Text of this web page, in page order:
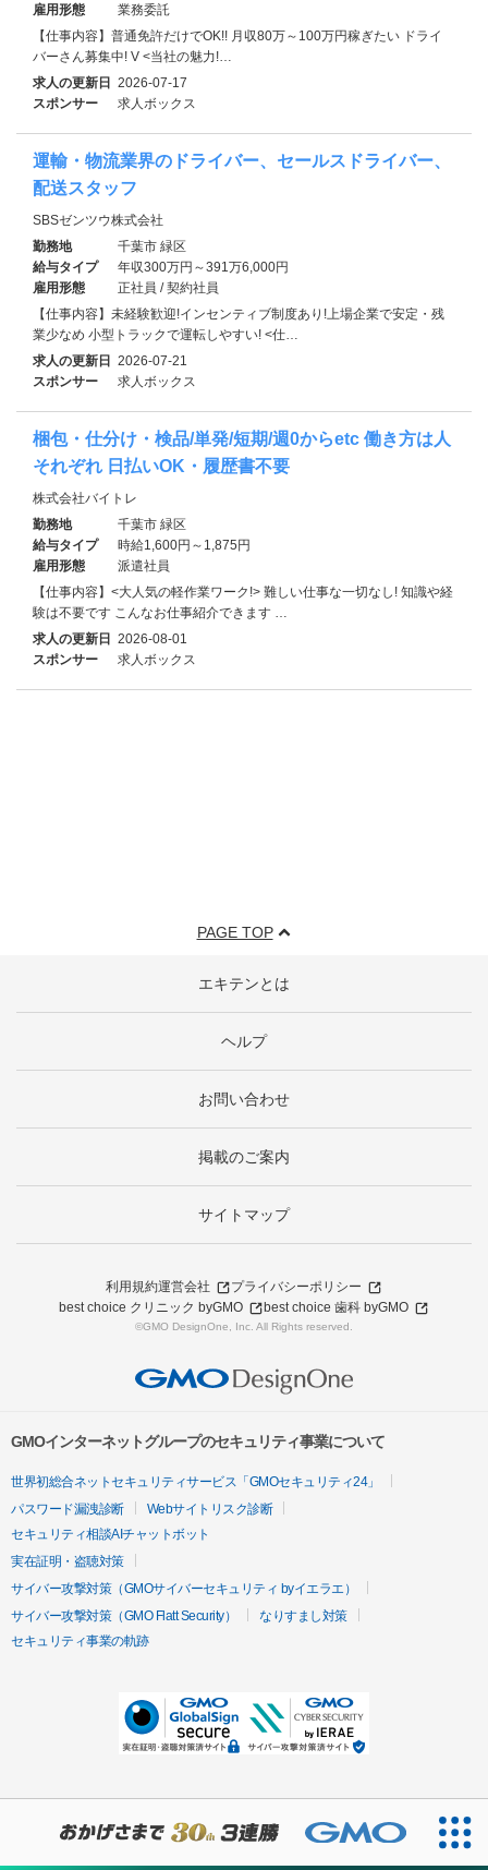
雇用形態
業務委託
【仕事内容】普通免許だけでOK!! 月収80万～100万円稼ぎたい ドライ
バーさん募集中! V <当社の魅力!…
求人の更新日 2026-07-17
スポンサー
求人ボックス
運輸・物流業界のドライバー、セールスドライバー、
配送スタッフ
SBSゼンツウ株式会社
勤務地
千葉市 緑区
給与タイプ
年収300万円～391万6,000円
雇用形態
正社員 / 契約社員
【仕事内容】未経験歓迎!インセンティブ制度あり!上場企業で安定・残
業少なめ 小型トラックで運転しやすい! <仕…
求人の更新日 2026-07-21
スポンサー
求人ボックス
梱包・仕分け・検品/単発/短期/週0からetc 働き方は人
それぞれ 日払いOK・履歴書不要
株式会社バイトレ
勤務地
千葉市 緑区
給与タイプ
時給1,600円～1,875円
雇用形態
派遣社員
【仕事内容】<大人気の軽作業ワーク!> 難しい仕事な一切なし! 知識や経
験は不要です こんなお仕事紹介できます …
求人の更新日 2026-08-01
スポンサー
求人ボックス
PAGE TOP
エキテンとは
ヘルプ
お問い合わせ
掲載のご案内
サイトマップ
利用規約運営会社
プライバシーポリシー
best choice クリニック byGMO
best choice 歯科 byGMO
©GMO DesignOne, Inc. All Rights reserved.
GMOインターネットグループのセキュリティ事業について
世界初総合ネットセキュリティサービス「GMOセキュリティ24」
パスワード漏洩診断
Webサイトリスク診断
セキュリティ相談AIチャットボット
実在証明・盗聴対策
サイバー攻撃対策（GMOサイバーセキュリティ byイエラエ）
サイバー攻撃対策（GMO Flatt Security）
なりすまし対策
セキュリティ事業の軌跡